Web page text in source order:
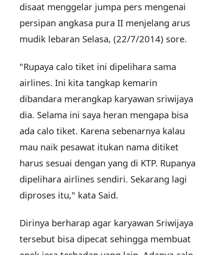
disaat menggelar jumpa pers mengenai
persipan angkasa pura II menjelang arus
mudik lebaran Selasa, (22/7/2014) sore.
"Rupaya calo tiket ini dipelihara sama
airlines. Ini kita tangkap kemarin
dibandara merangkap karyawan sriwijaya
dia. Selama ini saya heran mengapa bisa
ada calo tiket. Karena sebenarnya kalau
mau naik pesawat itukan nama ditiket
harus sesuai dengan yang di KTP. Rupanya
dipelihara airlines sendiri. Sekarang lagi
diproses itu," kata Said.
Dirinya berharap agar karyawan Sriwijaya
tersebut bisa dipecat sehingga membuat